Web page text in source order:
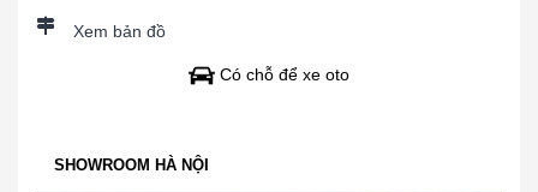
Xem bản đồ
Có chỗ để xe oto
SHOWROOM HÀ NỘI